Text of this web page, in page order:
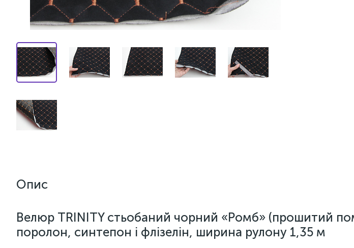
Опис
Велюр TRINITY стьобаний чорний «Ромб» (прошитий
поролон, синтепон і флізелін, ширина рулону 1,35 м